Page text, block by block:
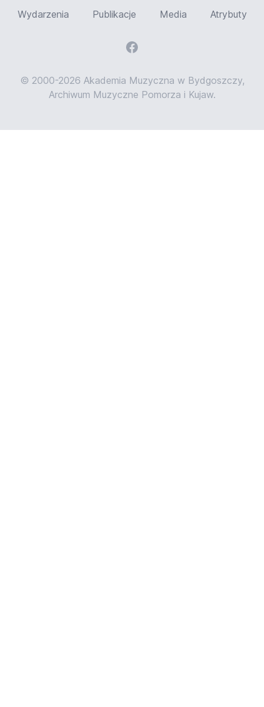
Wydarzenia Publikacje Media Atrybuty
© 2000-2026 Akademia Muzyczna w Bydgoszczy,
Archiwum Muzyczne Pomorza i Kujaw.